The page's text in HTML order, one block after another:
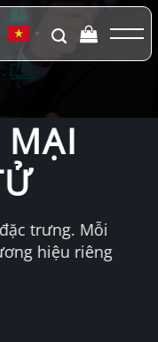
▼
trưng. Mỗi
hiệu riêng